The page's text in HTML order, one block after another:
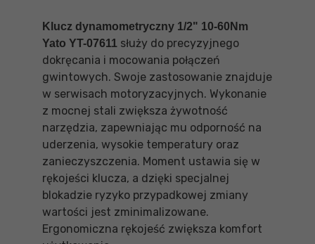
Klucz dynamometryczny 1/2" 10-60Nm
Yato YT-07611 służy do precyzyjnego
dokręcania i mocowania połączeń
gwintowych. Swoje zastosowanie znajduje
w serwisach motoryzacyjnych. Wykonanie
z mocnej stali zwiększa żywotność
narzędzia, zapewniając mu odporność na
uderzenia, wysokie temperatury oraz
zanieczyszczenia. Moment ustawia się w
rękojeści klucza, a dzięki specjalnej
blokadzie ryzyko przypadkowej zmiany
wartości jest zminimalizowane.
Ergonomiczna rękojeść zwiększa komfort